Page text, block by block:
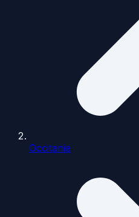
Occitanie